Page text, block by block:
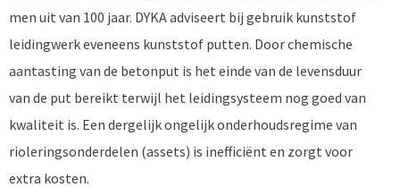
men uit van 100 jaar. DYKA adviseert bij gebruik kunststof
leidingwerk eveneens kunststof putten. Door chemische
aantasting van de betonput is het einde van de levensduur
van de put bereikt terwijl het leidingsysteem nog goed van
kwaliteit is. Een dergelijk ongelijk onderhoudsregime van
rioleringsonderdelen (assets) is inefficiënt en zorgt voor
extra kosten.